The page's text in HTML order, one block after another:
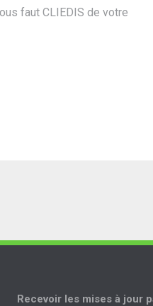
faut CLIEDIS de votre
Recevoir les mises à jour